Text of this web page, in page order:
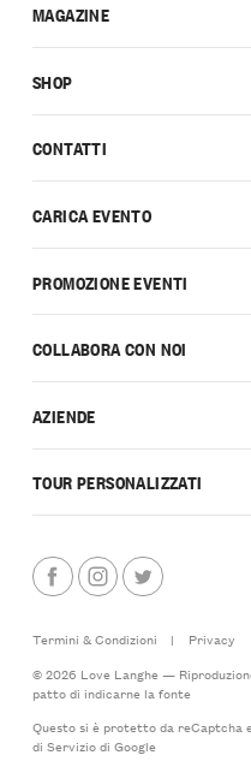
CONTATTI
CARICA EVENTO
PROMOZIONE EVENTI
COLLABORA CON NOI
AZIENDE
TOUR PERSONALIZZATI
MAGAZINE
SHOP
Termini & Condizioni |
Privacy
© 2026 Love Langhe —
patto di indicarne la fonte
Questo si è protetto da reCaptcha
di Serviziodi Google